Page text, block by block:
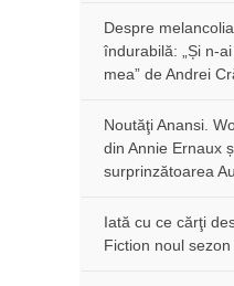
Despre
îndurabilă: „Și n-
mea” de Andrei
Noutăţi Anansi.
din Annie Ernaux
surprinzătoarea
Iată cu ce cărţi
Fiction noul